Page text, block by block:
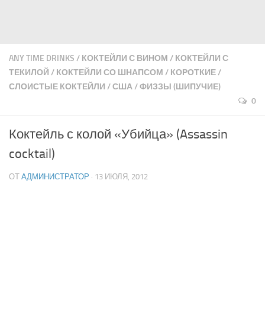
ANY TIME DRINKS / КОКТЕЙЛИ С ВИНОМ / КОКТЕЙЛИ С
ТЕКИЛОЙ / КОКТЕЙЛИ СО ШНАПСОМ / КОРОТКИЕ/
СЛОИСТЫЕ КОКТЕЙЛИ /США/ФИЗЗЫ (ШИПУЧИЕ)
0
Коктейль с колой «Убийца» (Assassin
cocktail)
ОТ АДМИНИСТРАТОР · 13 ИЮЛЯ, 2012